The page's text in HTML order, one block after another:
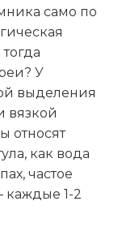
само по
У
выделения
вязкой
относят
как вода
частое
1-2